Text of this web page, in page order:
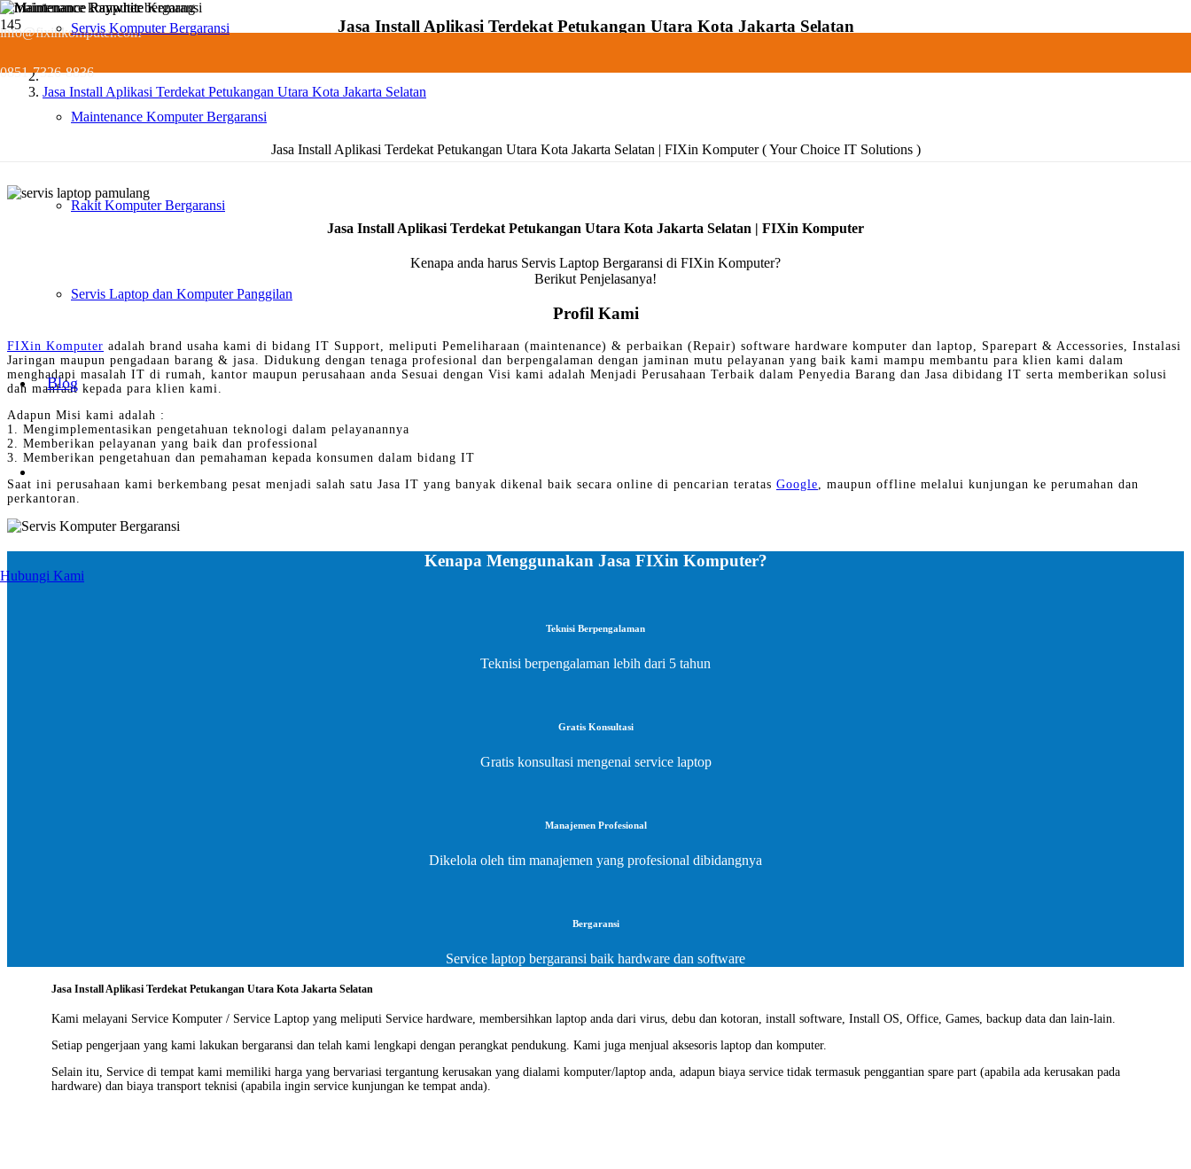
info@fixinkomputer.com
0851-7326-8836
Servis Komputer Bergaransi
Maintenance Komputer Bergaransi
Rakit Komputer Bergaransi
Servis Laptop dan Komputer Panggilan
Blog
Hubungi Kami
Jasa Install Aplikasi Terdekat Petukangan Utara Kota Jakarta Selatan
Jasa Install Aplikasi Terdekat Petukangan Utara Kota Jakarta Selatan
Jasa Install Aplikasi Terdekat Petukangan Utara Kota Jakarta Selatan | FIXin Komputer ( Your Choice IT Solutions )
Jasa Install Aplikasi Terdekat Petukangan Utara Kota Jakarta Selatan | FIXin Komputer
Kenapa anda harus Servis Laptop Bergaransi di FIXin Komputer?
Berikut Penjelasanya!
Profil Kami
FIXin Komputer adalah brand usaha kami di bidang IT Support, meliputi Pemeliharaan (maintenance) & perbaikan (Repair) software hardware komputer dan laptop, Sparepart & Accessories, Instalasi
Jaringan maupun pengadaan barang & jasa. Didukung dengan tenaga profesional dan berpengalaman dengan jaminan mutu pelayanan yang baik kami mampu membantu para klien kami dalam
menghadapi masalah IT di rumah, kantor maupun perusahaan anda Sesuai dengan Visi kami adalah Menjadi Perusahaan Terbaik dalam Penyedia Barang dan Jasa dibidang IT serta memberikan solusi
dan manfaat kepada para klien kami.
Adapun Misi kami adalah :
1. Mengimplementasikan pengetahuan teknologi dalam pelayanannya
2. Memberikan pelayanan yang baik dan professional
3. Memberikan pengetahuan dan pemahaman kepada konsumen dalam bidang IT
Saat ini perusahaan kami berkembang pesat menjadi salah satu Jasa IT yang banyak dikenal baik secara online di pencarian teratas Google, maupun offline melalui kunjungan ke perumahan dan
perkantoran.
Kenapa Menggunakan Jasa FIXin Komputer?
Teknisi Berpengalaman
Teknisi berpengalaman lebih dari 5 tahun
Gratis Konsultasi
Gratis konsultasi mengenai service laptop
Manajemen Profesional
Dikelola oleh tim manajemen yang profesional dibidangnya
Bergaransi
Service laptop bergaransi baik hardware dan software
Jasa Install Aplikasi Terdekat Petukangan Utara Kota Jakarta Selatan
Kami melayani Service Komputer / Service Laptop yang meliputi Service hardware, membersihkan laptop anda dari virus, debu dan kotoran, install software, Install OS, Office, Games, backup data dan lain-lain.
Setiap pengerjaan yang kami lakukan bergaransi dan telah kami lengkapi dengan perangkat pendukung. Kami juga menjual aksesoris laptop dan komputer.
Selain itu, Service di tempat kami memiliki harga yang bervariasi tergantung kerusakan yang dialami komputer/laptop anda, adapun biaya service tidak termasuk penggantian spare part (apabila ada kerusakan pada
hardware) dan biaya transport teknisi (apabila ingin service kunjungan ke tempat anda).